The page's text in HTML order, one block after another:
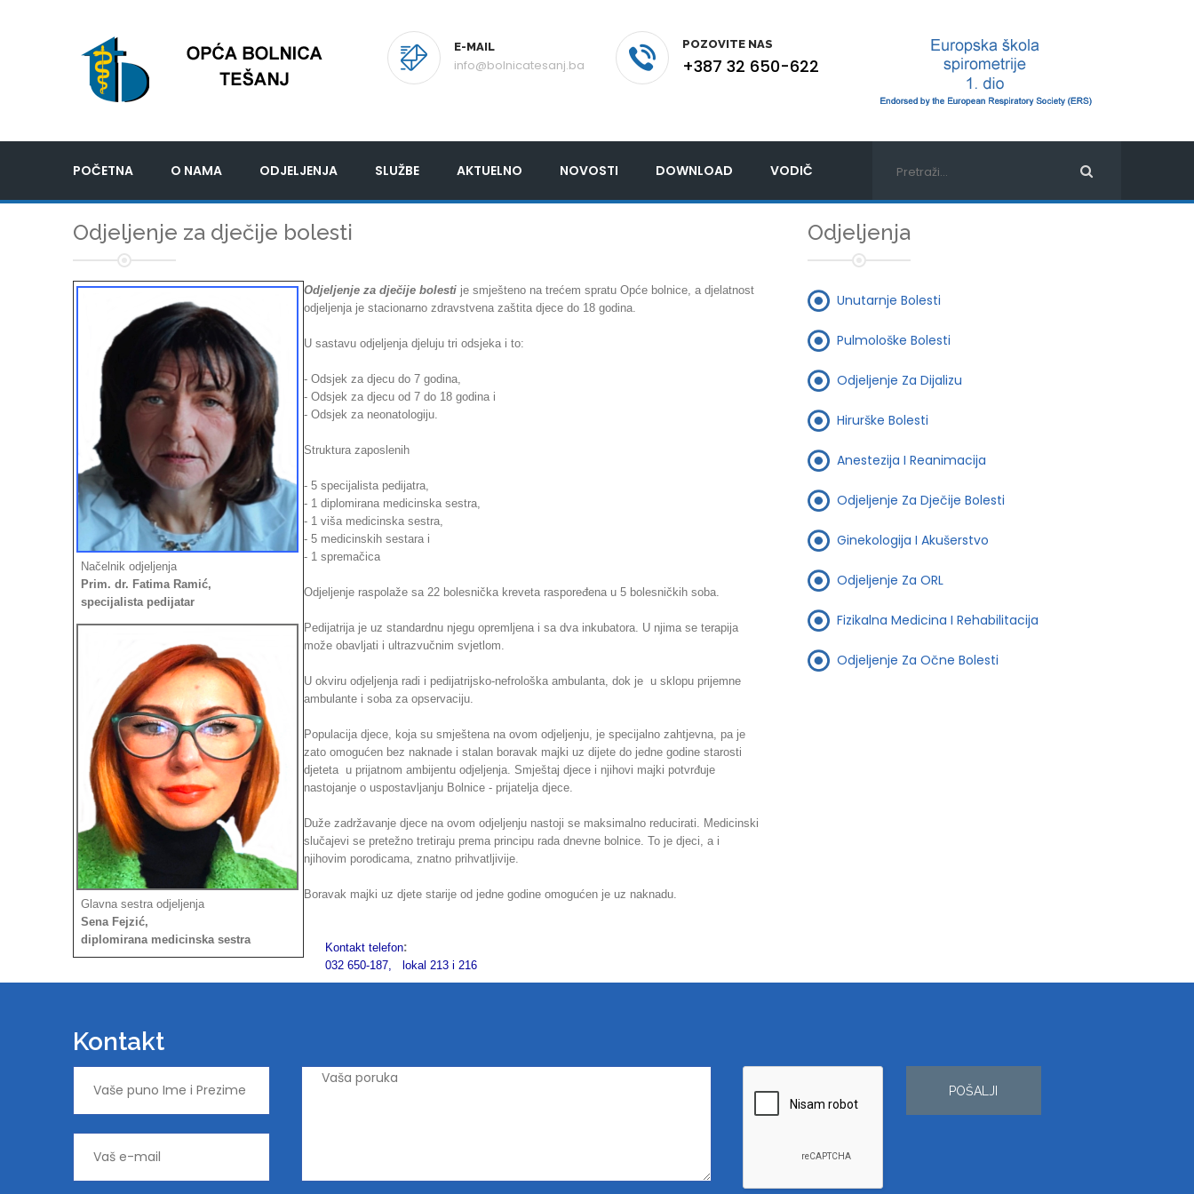
E-MAIL
info@bolnicatesanj.ba
POZOVITE NAS
+387 32 650-622
POČETNA O NAMA ODJELJENJA SLUŽBE AKTUELNO NOVOSTI DOWNLOAD VODIČ
Odjeljenje za dječije bolesti
Načelnik odjeljenja
Prim. dr. Fatima Ramić,
specijalista pedijatar
Glavna sestra odjeljenja
Sena Fejzić,
diplomirana medicinska sestra
Odjeljenje za dječije bolesti je smješteno na trećem spratu Opće bolnice, a djelatnost
odjeljenja je stacionarno zdravstvena zaštita djece do 18 godina.
U sastavu odjeljenja djeluju tri odsjeka i to:
- Odsjek za djecu do 7 godina,
- Odsjek za djecu od 7 do 18 godina i
- Odsjek za neonatologiju.
Struktura zaposlenih
- 5 specijalista pedijatra,
- 1 diplomirana medicinska sestra,
- 1 viša medicinska sestra,
- 5 medicinskih sestara i
- 1 spremačica
Odjeljenje raspolaže sa 22 bolesnička kreveta raspoređena u 5 bolesničkih soba.
Pedijatrija je uz standardnu njegu opremljena i sa dva inkubatora. U njima se terapija
može obavljati i ultrazvučnim svjetlom.
U okviru odjeljenja radi i pedijatrijsko-nefrološka ambulanta, dok je u sklopu prijemne
ambulante i soba za opservaciju.
Populacija djece, koja su smještena na ovom odjeljenju, je specijalno zahtjevna, pa je
zato omogućen bez naknade i stalan boravak majki uz dijete do jedne godine starosti
djeteta u prijatnom ambijentu odjeljenja. Smještaj djece i njihovi majki potvrđuje
nastojanje o uspostavljanju Bolnice - prijatelja djece.
Duže zadržavanje djece na ovom odjeljenju nastoji se maksimalno reducirati. Medicinski
slučajevi se pretežno tretiraju prema principu rada dnevne bolnice. To je djeci, a i
njihovim porodicama, znatno prihvatljivije.
Boravak majki uz djete starije od jedne godine omogućen je uz naknadu.
Kontakt telefon:
032 650-187, lokal 213 i 216
Odjeljenja
Unutarnje Bolesti
Pulmološke Bolesti
Odjeljenje Za Dijalizu
Hirurške Bolesti
Anestezija I Reanimacija
Odjeljenje Za Dječije Bolesti
Ginekologija I Akušerstvo
Odjeljenje Za ORL
Fizikalna Medicina I Rehabilitacija
Odjeljenje Za Očne Bolesti
Kontakt
POŠALJI